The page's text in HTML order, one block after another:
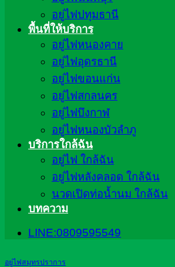
อยู่ไฟปทุมธานี
พื้นที่ให้บริการ
อยู่ไฟหนองคาย
อยู่ไฟอุดรธานี
อยู่ไฟขอนแก่น
อยู่ไฟสกลนคร
อยู่ไฟบึงกาฬ
อยู่ไฟหนองบัวลำภู
บริการใกล้ฉัน
อยู่ไฟ ใกล้ฉัน
อยู่ไฟหลังคลอด ใกล้ฉัน
นวดเปิดท่อน้ำนม ใกล้ฉัน
บทความ
LINE:0809595549
อยู่ไฟสมุทรปราการ